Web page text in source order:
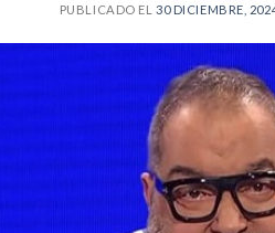
PUBLICADO EL30 DICIEMBRE,